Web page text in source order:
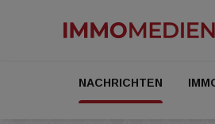
NACHRICHTEN